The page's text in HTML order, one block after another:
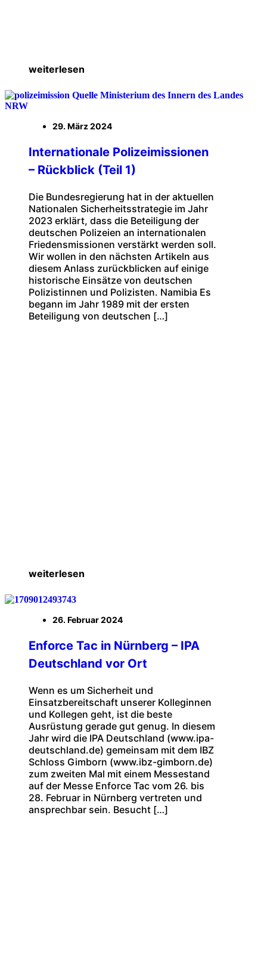
weiterlesen
29. März 2024
Internationale Polizeimissionen
– Rückblick (Teil 1)
Die Bundesregierung hat in der aktuellen
Nationalen Sicherheitsstrategie im Jahr
2023 erklärt, dass die Beteiligung der
deutschen Polizeien an internationalen
Friedensmissionen verstärkt werden soll.
Wir wollen in den nächsten Artikeln aus
diesem Anlass zurückblicken auf einige
historische Einsätze von deutschen
Polizistinnen und Polizisten. Namibia Es
begann im Jahr 1989 mit der ersten
Beteiligung von deutschen […]
weiterlesen
26. Februar 2024
Enforce Tac in Nürnberg – IPA
Deutschland vor Ort
Wenn es um Sicherheit und
Einsatzbereitschaft unserer Kolleginnen
und Kollegen geht, ist die beste
Ausrüstung gerade gut genug. In diesem
Jahr wird die IPA Deutschland (www.ipa-
deutschland.de) gemeinsam mit dem IBZ
Schloss Gimborn (www.ibz-gimborn.de)
zum zweiten Mal mit einem Messestand
auf der Messe Enforce Tac vom 26. bis
28. Februar in Nürnberg vertreten und
ansprechbar sein. Besucht […]